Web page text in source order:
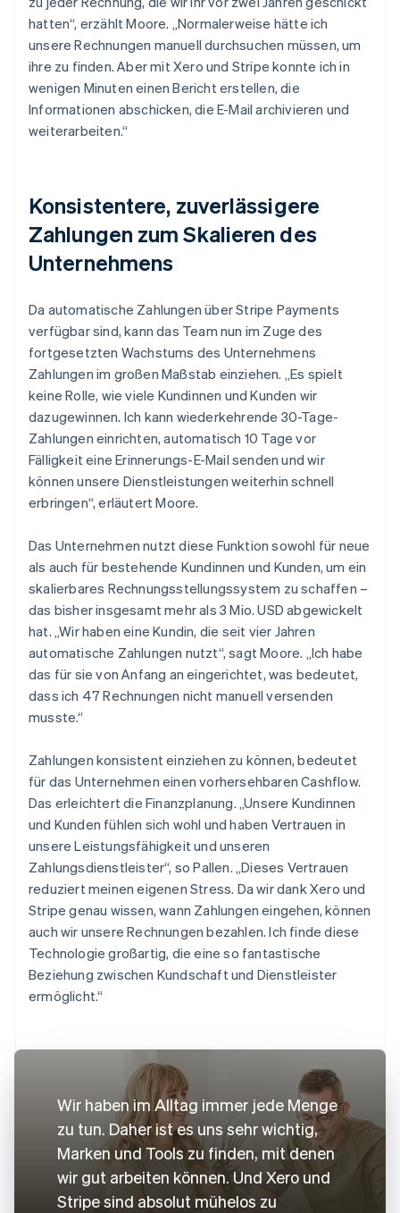
hatten“, erzählt Moore. „Normalerweise hätte ich
unsere Rechnungen manuell durchsuchen müssen, um
ihre zu finden. Aber mit Xero und Stripe konnte ich in
wenigen Minuten einen Bericht erstellen, die
Informationen abschicken, die E-Mail archivieren und
weiterarbeiten.“
Konsistentere, zuverlässigere
Zahlungen zum Skalieren des
Unternehmens
Da automatische Zahlungen über Stripe Payments
verfügbar sind, kann das Team nun im Zuge des
fortgesetzten Wachstums des Unternehmens
Zahlungen im großen Maßstab einziehen. „Es spielt
keine Rolle, wie viele Kundinnen und Kunden wir
dazugewinnen. Ich kann wiederkehrende 30-Tage-
Zahlungen einrichten, automatisch 10 Tage vor
Fälligkeit eine Erinnerungs-E-Mail senden und wir
können unsere Dienstleistungen weiterhin schnell
erbringen“, erläutert Moore.
Das Unternehmen nutzt diese Funktion sowohl für neue
als auch für bestehende Kundinnen und Kunden, um ein
skalierbares Rechnungsstellungssystem zu schaffen –
das bisher insgesamt mehr als 3 Mio. USD abgewickelt
hat. „Wir haben eine Kundin, die seit vier Jahren
automatische Zahlungen nutzt“, sagt Moore. „Ich habe
das für sie von Anfang an eingerichtet, was bedeutet,
dass ich 47 Rechnungen nicht manuell versenden
musste.“
Zahlungen konsistent einziehen zu können, bedeutet
für das Unternehmen einen vorhersehbaren Cashflow.
Das erleichtert die Finanzplanung. „Unsere Kundinnen
und Kunden fühlen sich wohl und haben Vertrauen in
unsere Leistungsfähigkeit und unseren
Zahlungsdienstleister“, so Pallen. „Dieses Vertrauen
reduziert meinen eigenen Stress. Da wir dank Xero und
Stripe genau wissen, wann Zahlungen eingehen, können
auch wir unsere Rechnungen bezahlen. Ich finde diese
Technologie großartig, die eine so fantastische
Beziehung zwischen Kundschaft und Dienstleister
ermöglicht.“
Wir haben im Alltag immer jede Menge
zu tun. Daher ist es uns sehr wichtig,
Marken und Tools zu finden, mit denen
wir gut arbeiten können. Und Xero und
Stripe sind absolut mühelos zu